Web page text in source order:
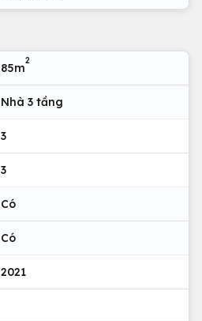
85m
2
Nhà 3 tầng
3
3
Có
Có
2021